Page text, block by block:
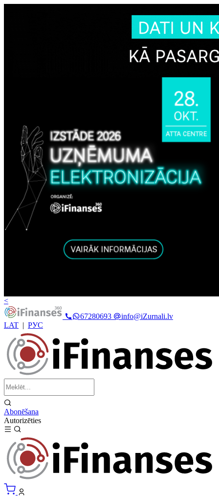
<
67280693
info@iZurnali.lv
LAT | РУС
Abonēšana
Autorizēties